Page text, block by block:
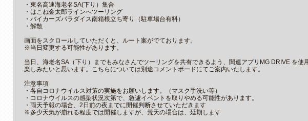
・東名高速海老名SA(下り）集合
・はこね金太郎ラインへツーリング
・バイカーズパラダイス南箱根立ち寄り（駐車場台有料）
・解散
画面をスクロールしていただくと、ルート案がでております。
※当日変更する可能性があります。
当日、海老名SA（下り）までもみなさんでツーリングを共有できるよう、関連アプリMG DRIVE を
楽しみたいと思います。こちらについては別途コメントボードにてご案内いたします。
注意事項
・各自コロナウイルス対策の実施をお願いします。（マスク手洗い等）
・コロナウイルスの感染状況次第で、急遽イベントを取りやめる可能性があります。
・雨天予報の場合、2日前の夜までに開催判断させていただきます
※多少天気が崩れる程度では開催しますが、荒天の場合は、延期します